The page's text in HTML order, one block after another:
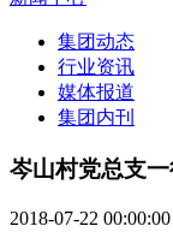
集团动态
行业资讯
媒体报道
集团内刊
岑山村党总支
2018-07-22 00:00:00